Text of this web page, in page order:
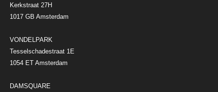
Kerkstraat 27H
1017 GB Amsterdam
VONDELPARK
Tesselschadestraat 1E
1054 ET Amsterdam
DAMSQUARE